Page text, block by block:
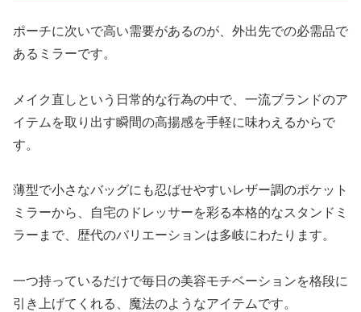
ポーチに次いで高い需要があるのが、外出先での必需品で
あるミラーです。
メイク直しという日常的な行為の中で、一流ブランドのア
イテムを取り出す瞬間の高揚感を手軽に味わえるからで
す。
薄型で小さなバッグにも忍ばせやすいレザー調のポケット
ミラーから、自宅のドレッサーを彩る本格的なスタンドミ
ラーまで、歴代のバリエーションは多岐にわたります。
一つ持っているだけで毎日の美容モチベーションを格段に
引き上げてくれる、魔法のようなアイテムです。